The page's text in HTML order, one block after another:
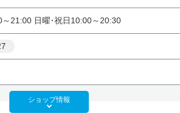
21:00 日曜･祝日10:00～20:30
ショップ情報